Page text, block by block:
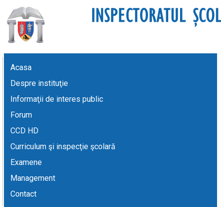
Acasa
Despre instituţie
Informaţii de interes public
Forum
CCD HD
Curriculum şi inspecţie şcolară
Examene
Management
Contact